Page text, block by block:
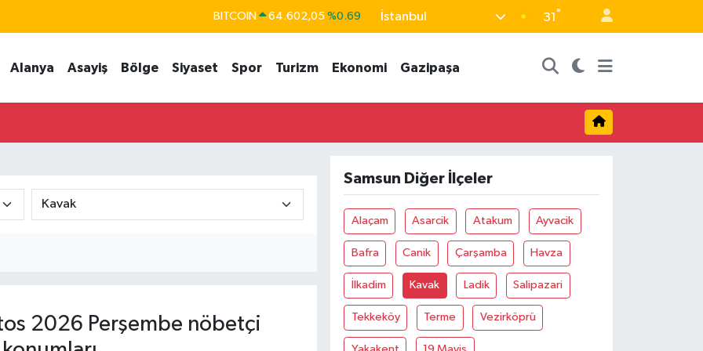
BITCOIN 64.602,05 %0.69
EURO 55,0250 %0.02
STERLİN 64,2398 %0.2
İstanbul 31 °
Alanya Asayiş Bölge Siyaset Spor Turizm Ekonomi Gazipaşa
2026 Perşembe nöbetçi
Samsun Diğer İlçeler
Alaçam Asarcik Atakum Ayvacik
Bafra Canik Çarşamba Havza
İlkadim Kavak Ladik Salipazari
Tekkeköy Terme Vezirköprü